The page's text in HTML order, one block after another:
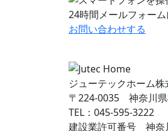
24時間メールフォーム
お問い合わせする
ジューテックホーム株
〒224-0035 神奈川県
TEL：045-595-3222
建設業許可番号 神奈